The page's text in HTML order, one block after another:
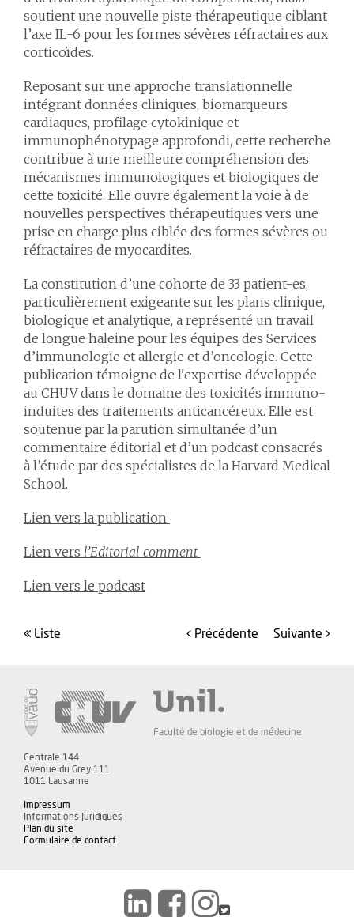
soutient une nouvelle piste thérapeutique ciblant
l’axe IL-6 pour les formes sévères réfractaires aux
corticoïdes.
Reposant sur une approche translationnelle
intégrant données cliniques, biomarqueurs
cardiaques, profilage cytokinique et
immunophénotypage approfondi, cette recherche
contribue à une meilleure compréhension des
mécanismes immunologiques et biologiques de
cette toxicité. Elle ouvre également la voie à de
nouvelles perspectives thérapeutiques vers une
prise en charge plus ciblée des formes sévères ou
réfractaires de myocardites.
La constitution d’une cohorte de 33 patient-es,
particulièrement exigeante sur les plans clinique,
biologique et analytique, a représenté un travail
de longue haleine pour les équipes des Services
d’immunologie et allergie et d’oncologie. Cette
publication témoigne de l'expertise développée
au CHUV dans le domaine des toxicités immuno-
induites des traitements anticancéreux. Elle est
soutenue par la parution simultanée d’un
commentaire éditorial et d’un podcast consacrés
à l’étude par des spécialistes de la Harvard Medical
School.
Lien vers la publication
Lien vers l’Editorial comment
Lien vers le podcast
liste précédente suivante
Faculté de biologie et de médecine
Centrale 144
Avenue du Grey 111
1011 Lausanne
Impressum
Informations Juridiques
Plan du site
Formulaire de contact